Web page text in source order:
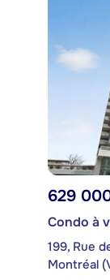
629
Condo à
199, Rue
Montréal